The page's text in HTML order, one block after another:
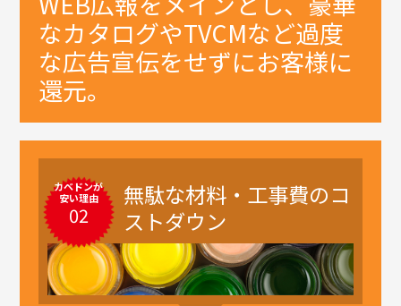
なカタログやTVCMなど過度
な広告宣伝をせずにお客様に
還元。
カベドンが
安い理由
02
無駄な材料・工事費のコ
ストダウン